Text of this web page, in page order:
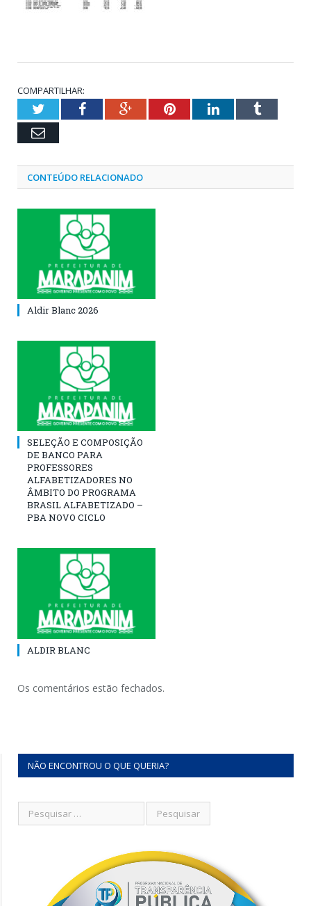
COMPARTILHAR:
TwitterFacebookGoogle+PinterestLinkedInTumblr
Email
CONTEÚDO RELACIONADO
Aldir Blanc 2026
SELEÇÃO E COMPOSIÇÃO
DE BANCO PARA
PROFESSORES
ALFABETIZADORES NO
ÂMBITO DO PROGRAMA
BRASIL ALFABETIZADO –
PBA NOVO CICLO
ALDIR BLANC
Os comentários estão fechados.
NÃO ENCONTROU O QUE QUERIA?